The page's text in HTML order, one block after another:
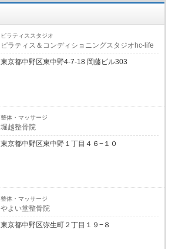
ピラティススタジオ
ピラティス＆コンディショニングスタジオhc-life
東京都中野区東中野4-7-18 岡藤ビル303
整体・マッサージ
堀越整骨院
東京都中野区東中野１丁目４６−１０
整体・マッサージ
やよい堂整骨院
東京都中野区弥生町２丁目１９−８